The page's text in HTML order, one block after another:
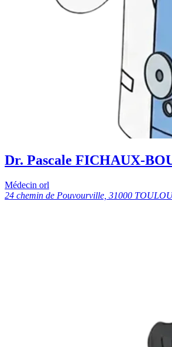
Dr. Pascale FICHAUX-
Médecin orl
24 chemin de Pouvourville, 31000